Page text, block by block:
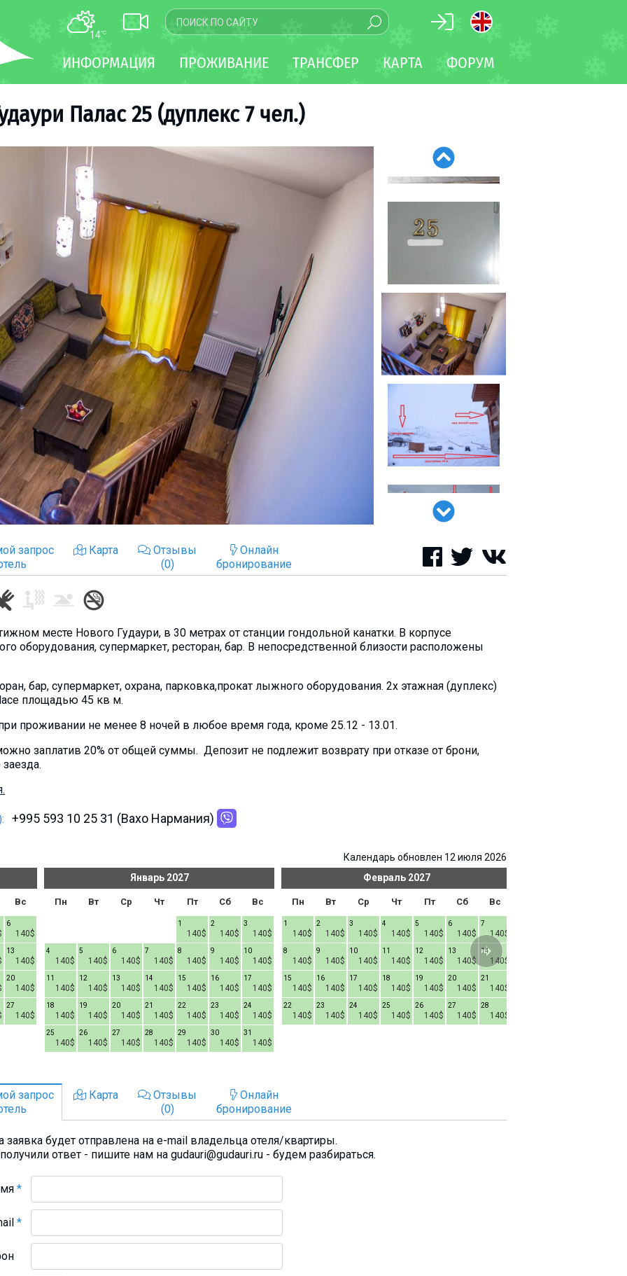
14°C
ИНФОРМАЦИЯ ПРОЖИВАНИЕ ТРАНСФЕР КАРТА ФОРУМ
Палас 25 (дуплекс 7 чел.)
запрос
Карта
Отзывы
(0)
Онлайн
бронирование
месте Нового Гудаури, в 30 метрах от станции гондольной канатки. В корпусе
оборудования, супермаркет, ресторан, бар. В непосредственной близости расположены
бар, супермаркет, охрана, парковка,прокат лыжного оборудования. 2х этажная (дуплекс)
площадью 45 кв м.
проживании не менее 8 ночей в любое время года, кроме 25.12 - 13.01.
заплатив 20% от общей суммы. Депозит не подлежит возврату при отказе от брони,
+995 593 10 25 31 (Вахо Нармания)
Календарь обновлен 12 июля 2026
Вс
140$
6
140$
13
140$
20
140$
27
Январь 2027
Пн Вт Ср Чт Пт Сб Вс
140$
1
140$
2
140$
3
140$
4
140$
5
140$
6
140$
7
140$
8
140$
9
140$
10
140$
11
140$
12
140$
13
140$
14
140$
15
140$
16
140$
17
140$
18
140$
19
140$
20
140$
21
140$
22
140$
23
140$
24
140$
25
140$
26
140$
27
140$
28
140$
29
140$
30
140$
31
Февраль 2027
Пн Вт Ср Чт Пт Сб Вс
140$
1
140$
2
140$
3
140$
4
140$
5
140$
6
140$
7
140$
8
140$
9
140$
10
140$
11
140$
12
140$
13
140$
14
140$
15
140$
16
140$
17
140$
18
140$
19
140$
20
140$
21
140$
22
140$
23
140$
24
140$
25
140$
26
140$
27
140$
28
запрос
Карта
Отзывы
(0)
Онлайн
бронирование
заявка будет отправлена на e-mail владельца отеля/квартиры.
ответ - пишите нам на gudauri@gudauri.ru - будем разбираться.
*
*
ТРАНСФЕР